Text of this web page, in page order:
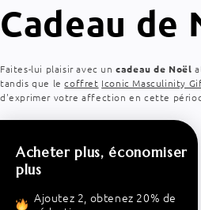
Collection
:
Cadeau
Faites-lui plaisir avec uncadeau de Noël
tandis que lecoffret Iconic Masculinity
d'exprimer votre affection en cette
Acheter plus, économiser
plus
Ajoutez 2, obtenez 20% de